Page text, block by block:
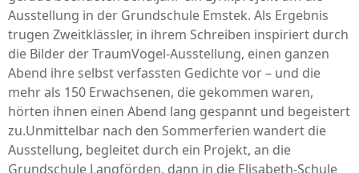
Ausstellung in der Grundschule Emstek. Als Ergebnis
trugen Zweitklässler, in ihrem Schreiben inspiriert durch
die Bilder der TraumVogel-Ausstellung, einen ganzen
Abend ihre selbst verfassten Gedichte vor – und die
mehr als 150 Erwachsenen, die gekommen waren,
hörten ihnen einen Abend lang gespannt und begeistert
zu.Unmittelbar nach den Sommerferien wandert die
Ausstellung, begleitet durch ein Projekt, an die
Grundschule Langförden, dann in die Elisabeth-Schule